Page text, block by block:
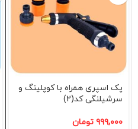
پک اسپری همراه با کوپلینگ و
سرشیلنگی کد(2)
۹۹۹,۰۰۰ تومان